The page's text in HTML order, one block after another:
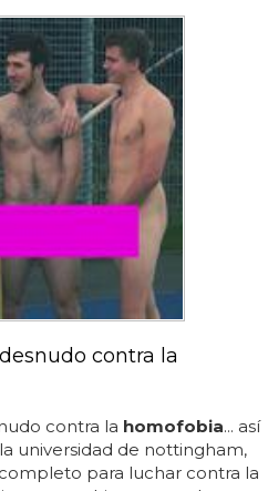
contra la
contra la homofobia... así
universidad de nottingham,
para luchar contra la